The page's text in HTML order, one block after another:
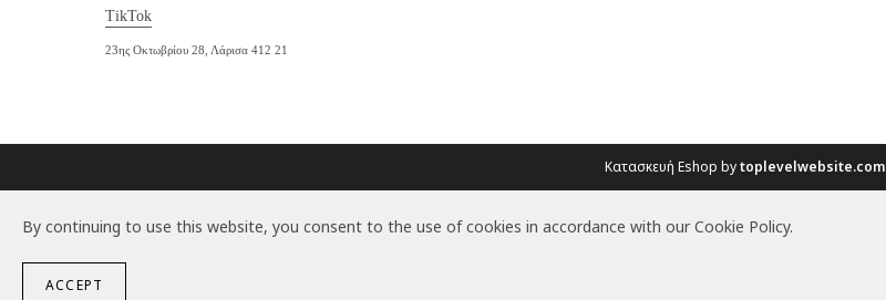
TikTok
23ης Οκτωβρίου 28, Λάρισα 412 21
Κατασκευή Eshop bytoplevelwebsite.com
By continuing to use this website, you consent to the use of cookies in accordance with our Cookie Policy.
ACCEPT